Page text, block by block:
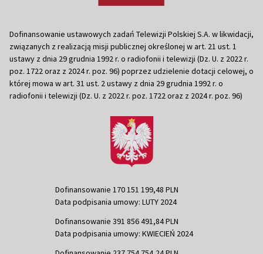
Dofinansowanie ustawowych zadań Telewizji Polskiej S.A. w likwidacji,
związanych z realizacją misji publicznej określonej w art. 21 ust. 1
ustawy z dnia 29 grudnia 1992 r. o radiofonii i telewizji (Dz. U. z 2022 r.
poz. 1722 oraz z 2024 r. poz. 96) poprzez udzielenie dotacji celowej, o
której mowa w art. 31 ust. 2 ustawy z dnia 29 grudnia 1992 r. o
radiofonii i telewizji (Dz. U. z 2022 r. poz. 1722 oraz z 2024 r. poz. 96)
Dofinansowanie 170 151 199,48 PLN
Data podpisania umowy: LUTY 2024
Dofinansowanie 391 856 491,84 PLN
Data podpisania umowy: KWIECIEŃ 2024